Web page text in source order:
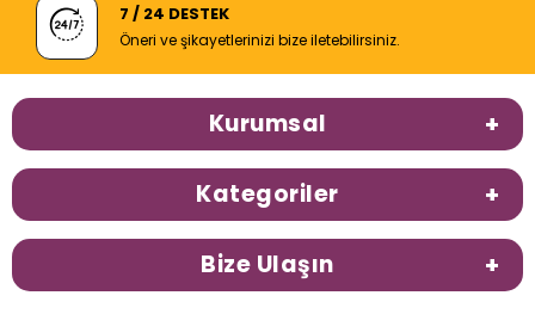
7 / 24 DESTEK
Öneri ve şikayetlerinizi bize iletebilirsiniz.
Kurumsal
Kategoriler
Bize Ulaşın